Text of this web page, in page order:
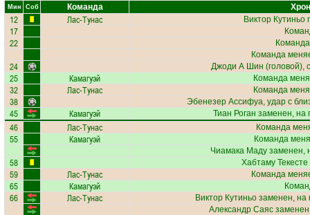
Мин Соб Команда
12 Лас-Тунас Виктор Кутиньо
17
22
Команда
24 Джоди А Шин (головой),
25 Камагуэй Команда
32 Лас-Тунас Команда
38 Эбенезер Ассифуа, удар с
45 Камагуэй Тиан Роган заменен, на
46 Лас-Тунас Команда
55 Камагуэй
Команда
Чиамака Маду заменен,
58 Хабтаму Текесте
59 Лас-Тунас Команда
65 Камагуэй
66 Лас-Тунас Виктор Кутиньозаменен, на
Александр Саяс